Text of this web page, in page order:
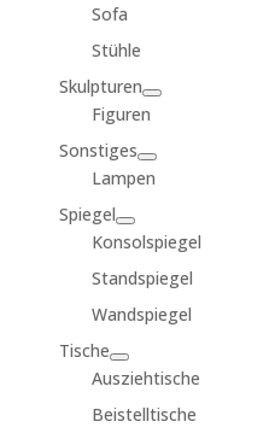
Sofa
Stühle
Skulpturen
Figuren
Sonstiges
Lampen
Spiegel
Konsolspiegel
Standspiegel
Wandspiegel
Tische
Ausziehtische
Beistelltische